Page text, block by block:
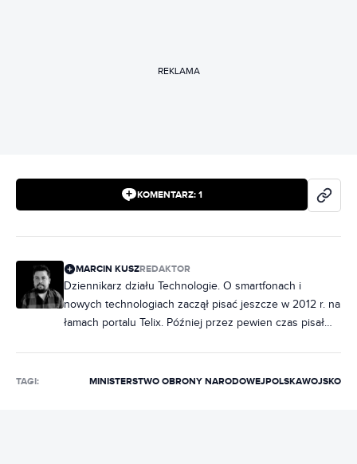
REKLAMA
KOMENTARZ: 1
MARCIN KUSZREDAKTOR
Dziennikarz działu Technologie. O smartfonach i
nowych technologiach zaczął pisać jeszcze w 2012 r. na
łamach portalu Telix. Później przez pewien czas pisał
w dziale blogowym SpeedTest. Copywriter techniczny,
TAGI: MINISTERSTWO OBRONY NARODOWEJPOLSKAWOJSKO